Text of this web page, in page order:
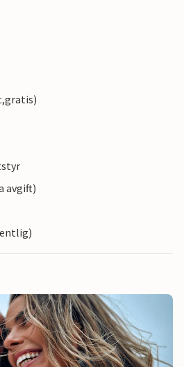
avgift)